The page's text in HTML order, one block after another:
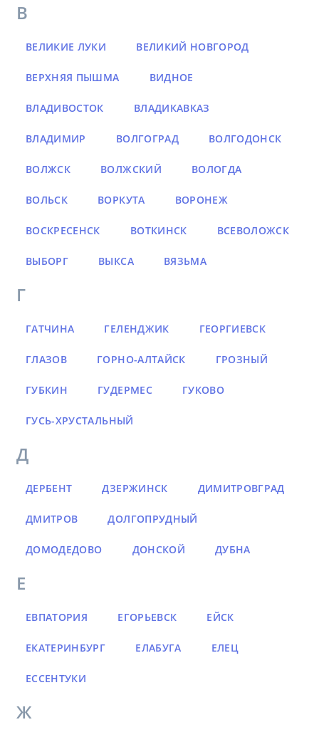
В
ВЕЛИКИЕ ЛУКИ ВЕЛИКИЙ НОВГОРОД
ВЕРХНЯЯ ПЫШМА ВИДНОЕ
ВЛАДИВОСТОК ВЛАДИКАВКАЗ
ВЛАДИМИР ВОЛГОГРАД ВОЛГОДОНСК
ВОЛЖСК ВОЛЖСКИЙ ВОЛОГДА
ВОЛЬСК ВОРКУТА ВОРОНЕЖ
ВОСКРЕСЕНСК ВОТКИНСК ВСЕВОЛОЖСК
ВЫБОРГ ВЫКСА ВЯЗЬМА
Г
ГАТЧИНА ГЕЛЕНДЖИК ГЕОРГИЕВСК
ГЛАЗОВ ГОРНО-АЛТАЙСК ГРОЗНЫЙ
ГУБКИН ГУДЕРМЕС ГУКОВО
ГУСЬ-ХРУСТАЛЬНЫЙ
Д
ДЕРБЕНТ ДЗЕРЖИНСК ДИМИТРОВГРАД
ДМИТРОВ ДОЛГОПРУДНЫЙ
ДОМОДЕДОВО ДОНСКОЙ ДУБНА
Е
ЕВПАТОРИЯ ЕГОРЬЕВСК ЕЙСК
ЕКАТЕРИНБУРГ ЕЛАБУГА ЕЛЕЦ
ЕССЕНТУКИ
Ж